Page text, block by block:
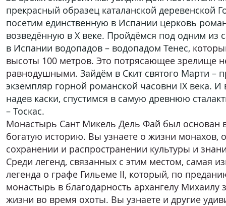
прекрасный образец каталанской деревенской
посетим единственную в Испании церковь
возведённую в X веке. Пройдёмся под одним из
в Испании водопадов – водопадом Тенес,
высоты 100 метров. Это потрясающее зрелище
равнодушными. Зайдём в Скит святого Марти –
экземпляр горной романской часовни IX века. И
надев каски, спустимся в самую древнюю
– Тоскас.
Монастырь Сант Микель Дель Фай был основан
богатую историю. Вы узнаете о жизни монахов,
сохранении и распространении культуры и
Среди легенд, связанных с этим местом, самая
легенда о графе Гильеме II, который, по
монастырь в благодарность архангелу Михаилу
жизни во время охоты. Вы узнаете и другие